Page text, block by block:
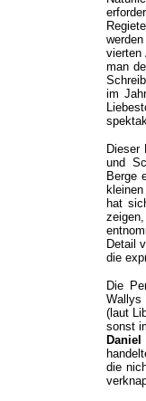
vierten
man
im
Dieser
und
Berge
hat
Detail
die
Die
Wallys
(laut
sonst
die